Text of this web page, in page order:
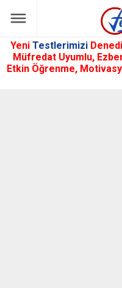
Yeni Testlerimizi
Müfredat Uyumlu,
Etkin Öğrenme,